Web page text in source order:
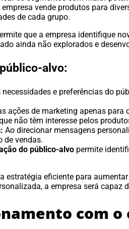
vende produtos para
de cada grupo.
que a empresa identifique
ainda não explorados e
alvo:
necessidades e preferências do
ações de marketing apenas
não têm interesse pelos
Ao direcionar mensagens
de vendas.
do público-alvo permite
estratégia eficiente para
a empresa será
com